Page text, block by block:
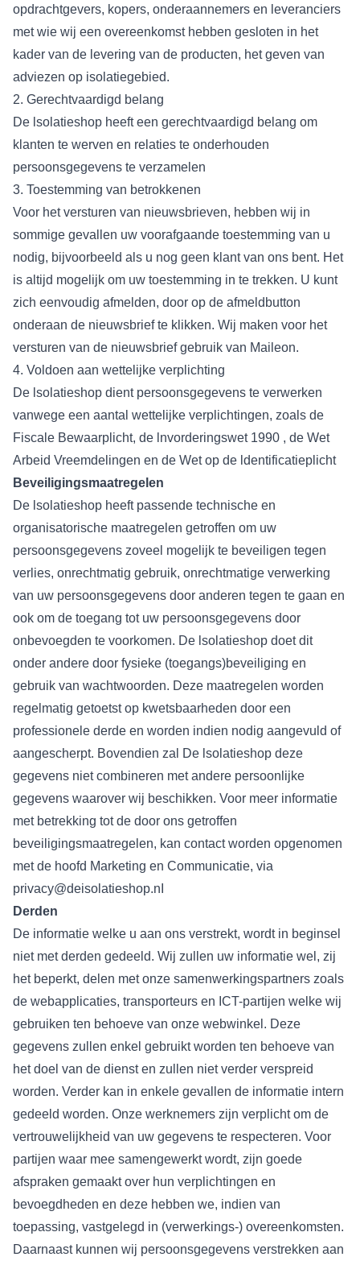
opdrachtgevers, kopers, onderaannemers en leveranciers
met wie wij een overeenkomst hebben gesloten in het
kader van de levering van de producten, het geven van
adviezen op isolatiegebied.
2. Gerechtvaardigd belang
De lsolatieshop heeft een gerechtvaardigd belang om
klanten te werven en relaties te onderhouden
persoonsgegevens te verzamelen
3. Toestemming van betrokkenen
Voor het versturen van nieuwsbrieven, hebben wij in
sommige gevallen uw voorafgaande toestemming van u
nodig, bijvoorbeeld als u nog geen klant van ons bent. Het
is altijd mogelijk om uw toestemming in te trekken. U kunt
zich eenvoudig afmelden, door op de afmeldbutton
onderaan de nieuwsbrief te klikken. Wij maken voor het
versturen van de nieuwsbrief gebruik van Maileon.
4. Voldoen aan wettelijke verplichting
De lsolatieshop dient persoonsgegevens te verwerken
vanwege een aantal wettelijke verplichtingen, zoals de
Fiscale Bewaarplicht, de lnvorderingswet 1990 , de Wet
Arbeid Vreemdelingen en de Wet op de ldentificatieplicht
Beveiligingsmaatregelen
De lsolatieshop heeft passende technische en
organisatorische maatregelen getroffen om uw
persoonsgegevens zoveel mogelijk te beveiligen tegen
verlies, onrechtmatig gebruik, onrechtmatige verwerking
van uw persoonsgegevens door anderen tegen te gaan en
ook om de toegang tot uw persoonsgegevens door
onbevoegden te voorkomen. De lsolatieshop doet dit
onder andere door fysieke (toegangs)beveiliging en
gebruik van wachtwoorden. Deze maatregelen worden
regelmatig getoetst op kwetsbaarheden door een
professionele derde en worden indien nodig aangevuld of
aangescherpt. Bovendien zal De lsolatieshop deze
gegevens niet combineren met andere persoonlijke
gegevens waarover wij beschikken. Voor meer informatie
met betrekking tot de door ons getroffen
beveiligingsmaatregelen, kan contact worden opgenomen
met de hoofd Marketing en Communicatie, via
privacy@deisolatieshop.nI
Derden
De informatie welke u aan ons verstrekt, wordt in beginsel
niet met derden gedeeld. Wij zullen uw informatie wel, zij
het beperkt, delen met onze samenwerkingspartners zoals
de webapplicaties, transporteurs en ICT-partijen welke wij
gebruiken ten behoeve van onze webwinkel. Deze
gegevens zullen enkel gebruikt worden ten behoeve van
het doel van de dienst en zullen niet verder verspreid
worden. Verder kan in enkele gevallen de informatie intern
gedeeld worden. Onze werknemers zijn verplicht om de
vertrouwelijkheid van uw gegevens te respecteren. Voor
partijen waar mee samengewerkt wordt, zijn goede
afspraken gemaakt over hun verplichtingen en
bevoegdheden en deze hebben we, indien van
toepassing, vastgelegd in (verwerkings-) overeenkomsten.
Daarnaast kunnen wij persoonsgegevens verstrekken aan